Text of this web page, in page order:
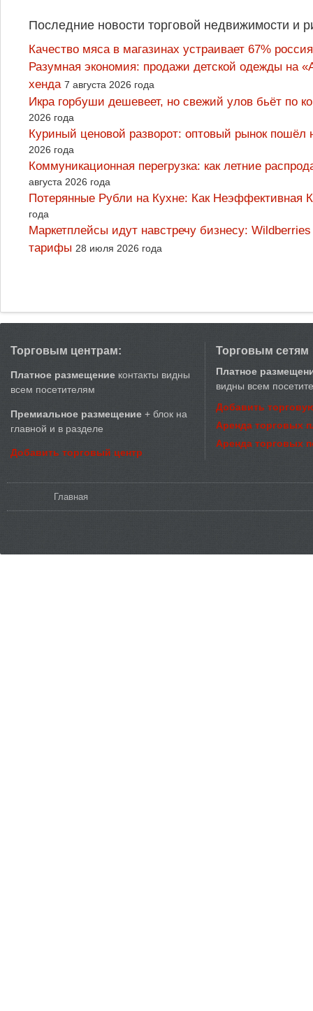
Последние новости торговой недвижимости и
Качество мяса в магазинах устраивает 67%
Разумная экономия: продажи детской одежды на
хенда 7 августа 2026 года
Икра горбуши дешевеет, но свежий улов бьёт по
2026 года
Куриный ценовой разворот: оптовый рынок
2026 года
Коммуникационная перегрузка: как летние
августа 2026 года
Потерянные Рубли на Кухне: Как
года
Маркетплейсы идут навстречу бизнесу:
тарифы 28 июля 2026 года
Торговым центрам:
Платное размещение контакты видны
всем посетителям
Премиальное размещение + блок на
главной и в разделе
Добавить торговый центр
Торговым сетям
Платное
видны всем
Добавить
Аренда торговых
Аренда торговых
Главная